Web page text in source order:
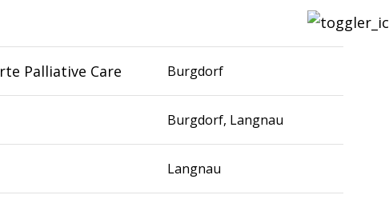
Palliative Care Burgdorf
Burgdorf, Langnau
Langnau